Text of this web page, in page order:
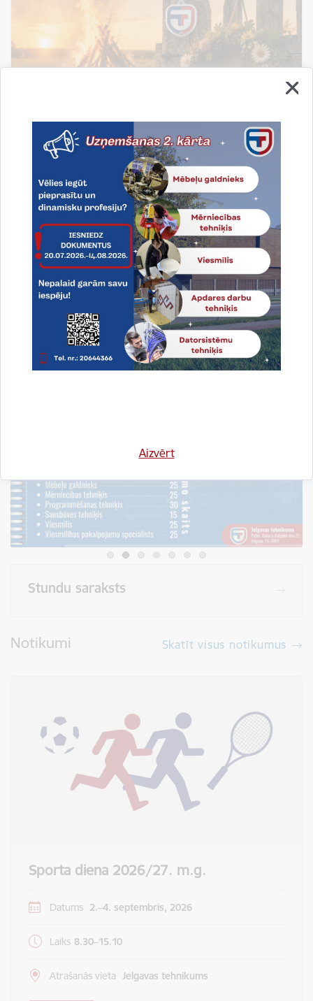
Aizvērt
Līgo svētki - tas ir laiks, kad apstājamies, atskatamies
un novērtējam to, kas patiesi svarīgs: ģimene,
draudzība un piederība savai zemei.
19.06.2026.
Visi jaunumi
Stundu saraksts
Notikumi Skatīt visus notikumus
Sporta diena 2026/27. m.g.
Datums 2.–4. septembris, 2026
Laiks 8.30–15.10
Atrašanās vieta Jelgavas tehnikums